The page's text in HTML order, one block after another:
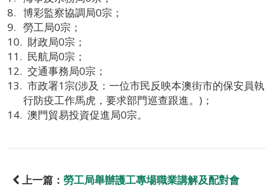
博彩監察協調局0宗；
勞工局0宗；
財政局0宗；
民航局0宗；
交通事務局0宗；
市政署1宗(涉及：一位市民反映本澳街市的保安員執
行防疫工作馬虎，要求部門巡查跟進。)；
澳門貿易投資促進局0宗。
上一篇： 勞工局舉辦護工專場職業講解及配對會